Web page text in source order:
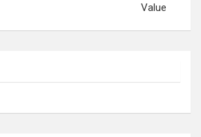
Value